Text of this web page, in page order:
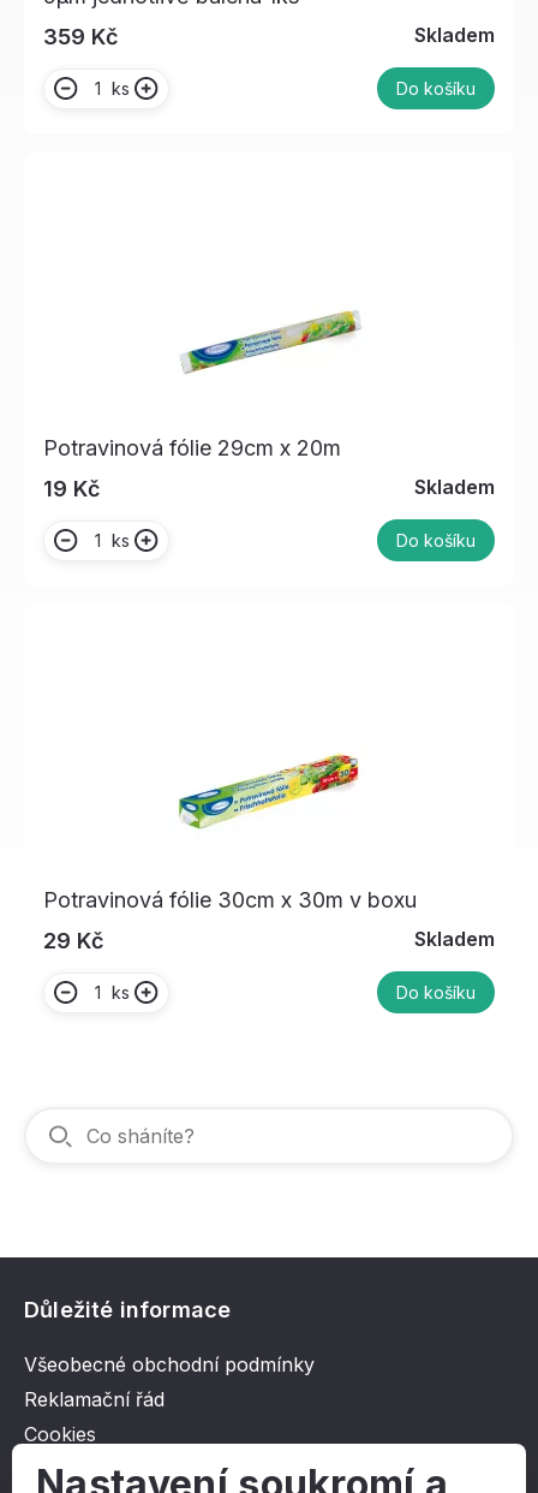
359 Kč
Skladem
ks Do košíku
Potravinová fólie 29cm x 20m
19 Kč
Skladem
ks Do košíku
Potravinová fólie 30cm x 30m v boxu
29 Kč
Skladem
ks Do košíku
Důležité informace
Všeobecné obchodní podmínky
Reklamační řád
Cookies
Ochrana osobních údajů